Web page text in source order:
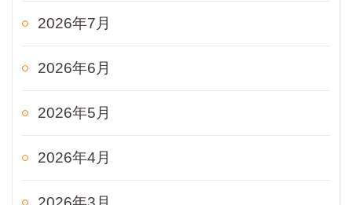
2026年7月
2026年6月
2026年5月
2026年4月